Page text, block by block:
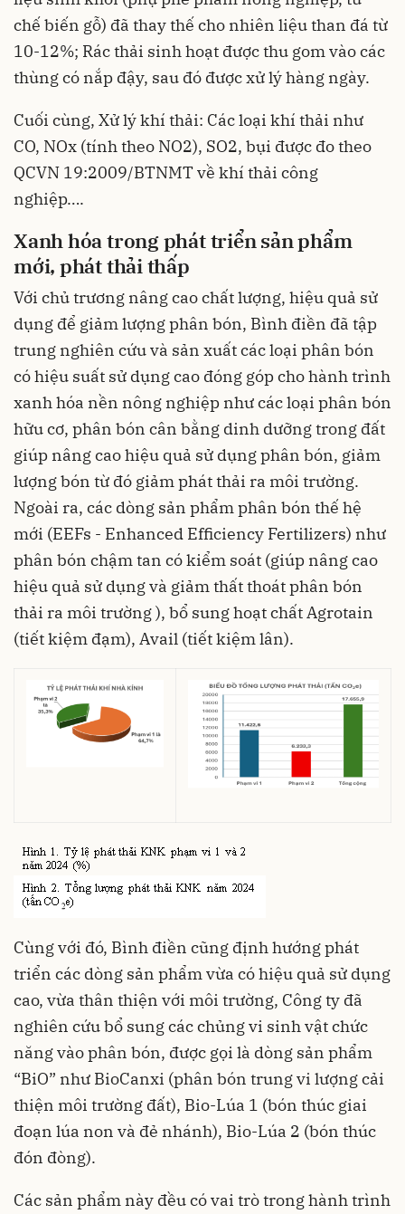
chế biến gỗ) đã thay thế cho nhiên liệu than đá từ
10-12%; Rác thải sinh hoạt được thu gom vào các
thùng có nắp đậy, sau đó được xử lý hàng ngày.
Cuối cùng, Xử lý khí thải: Các loại khí thải như
CO, NOx (tính theo NO2), SO2, bụi được đo theo
QCVN 19:2009/BTNMT về khí thải công
nghiệp….
Xanhhóatrongpháttriểnsảnphẩm
mới, phátthảithấp
Với chủ trương nâng cao chất lượng, hiệu quả sử
dụng để giảm lượng phân bón, Bình điền đã tập
trung nghiên cứu và sản xuất các loại phân bón
có hiệu suất sử dụng cao đóng góp cho hành trình
xanh hóa nền nông nghiệp như các loại phân bón
hữu cơ, phân bón cân bằng dinh dưỡng trong đất
giúp nâng cao hiệu quả sử dụng phân bón, giảm
lượng bón từ đó giảm phát thải ra môi trường.
Ngoài ra, các dòng sản phẩm phân bón thế hệ
mới (EEFs - Enhanced Efficiency Fertilizers) như
phân bón chậm tan có kiểm soát (giúp nâng cao
hiệu quả sử dụng và giảm thất thoát phân bón
thải ra môi trường ), bổ sung hoạt chất Agrotain
(tiết kiệm đạm), Avail (tiết kiệm lân).
Cùng với đó, Bình điền cũng định hướng phát
triển các dòng sản phẩm vừa có hiệu quả sử dụng
cao, vừa thân thiện với môi trường, Công ty đã
nghiên cứu bổ sung các chủng vi sinh vật chức
năng vào phân bón, được gọi là dòng sản phẩm
“BiO” như BioCanxi (phân bón trung vi lượng cải
thiện môi trường đất), Bio-Lúa 1 (bón thúc giai
đoạn lúa non và đẻ nhánh), Bio-Lúa 2 (bón thúc
đón đòng).
Các sản phẩm này đều có vai trò trong hành trình